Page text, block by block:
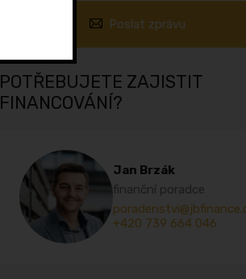
Poslat zprávu
POTŘEBUJETE ZAJISTIT
FINANCOVÁNÍ?
Jan Brzák
finanční poradce
+420 739 664 046